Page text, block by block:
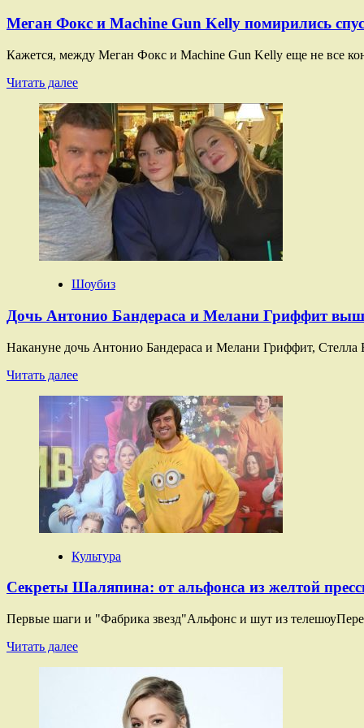
Меган Фокс и Machine Gun Kelly помирились
Кажется, между Меган Фокс и Machine Gun Kelly еще не все
Читать далееПрочитать
о
Меган
Фокс
и
Machine
Gun
Kelly
помирились
спустя
несколько
месяцев
рождения
Шоубиз
Дочь Антонио Бандераса и Мелани Гриффит
Накануне дочь Антонио Бандераса и Мелани Гриффит,
Читать далееПрочитать
о
Дочь
Антонио
Бандераса
и
Мелани
Гриффит
вышла
замуж
Культура
Секреты Шаляпина: от альфонса из желтой
Первые шаги и "Фабрика звезд"Альфонс и шут из
Читать далееПрочитать
Шаляпина: